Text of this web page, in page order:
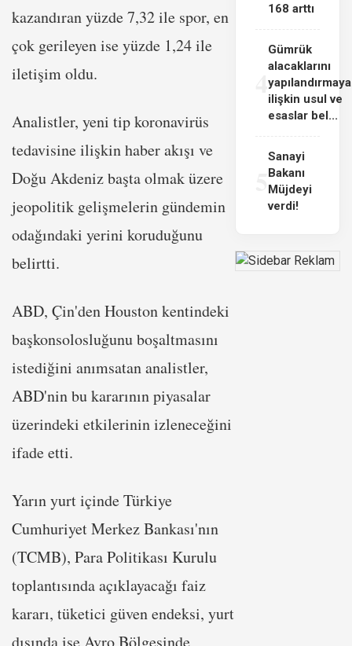
kazandıran yüzde 7,32 ile spor, en
çok gerileyen ise yüzde 1,24 ile
iletişim oldu.
Analistler, yeni tip koronavirüs
tedavisine ilişkin haber akışı ve
Doğu Akdeniz başta olmak üzere
jeopolitik gelişmelerin gündemin
odağındaki yerini koruduğunu
belirtti.
ABD, Çin'den Houston kentindeki
başkonsolosluğunu boşaltmasını
istediğini anımsatan analistler,
ABD'nin bu kararının piyasalar
üzerindeki etkilerinin izleneceğini
ifade etti.
Yarın yurt içinde Türkiye
Cumhuriyet Merkez Bankası'nın
(TCMB), Para Politikası Kurulu
toplantısında açıklayacağı faiz
kararı, tüketici güven endeksi, yurt
dışında ise Avro Bölgesinde
168 arttı
4
Gümrük
alacaklarını
yapılandırmaya
ilişkin usul ve
esaslar bel...
Sanayi
Bakanı
Müjdeyi
verdi!